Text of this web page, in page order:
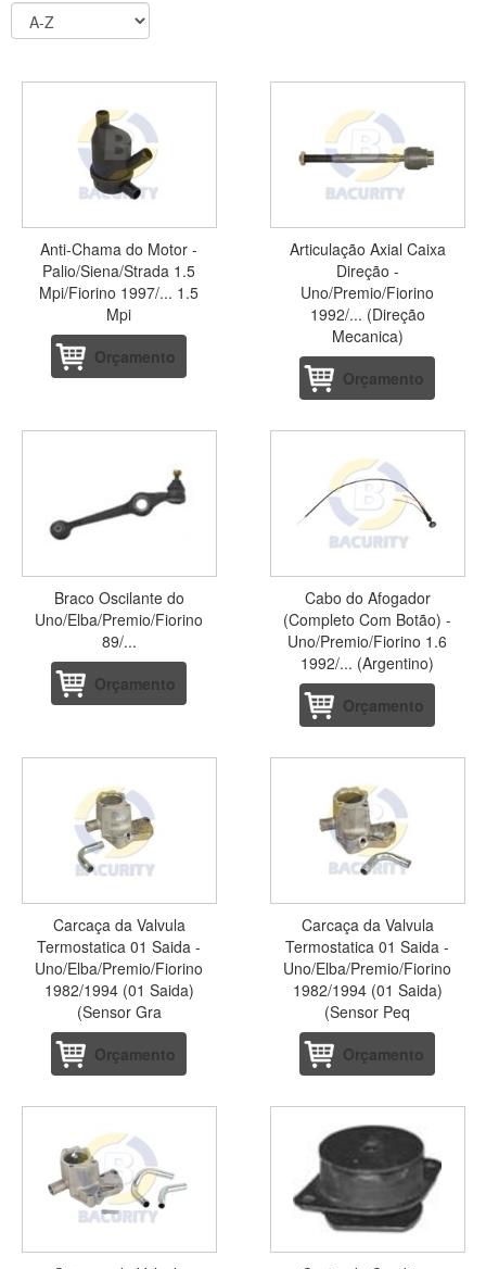
Anti-Chama do Motor -
Palio/Siena/Strada 1.5
Mpi/Fiorino 1997/... 1.5
Mpi
Orçamento
Articulação Axial Caixa
Direção -
Uno/Premio/Fiorino
1992/... (Direção
Mecanica)
Orçamento
Braco Oscilante do
Uno/Elba/Premio/Fiorino
89/...
Orçamento
Cabo do Afogador
(Completo Com Botão) -
Uno/Premio/Fiorino 1.6
1992/... (Argentino)
Orçamento
Carcaça da Valvula
Termostatica 01 Saida -
Uno/Elba/Premio/Fiorino
1982/1994 (01 Saida)
(Sensor Gra
Orçamento
Carcaça da Valvula
Termostatica 01 Saida -
Uno/Elba/Premio/Fiorino
1982/1994 (01 Saida)
(Sensor Peq
Orçamento